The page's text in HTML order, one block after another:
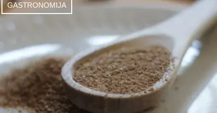
GASTRONOMIJA